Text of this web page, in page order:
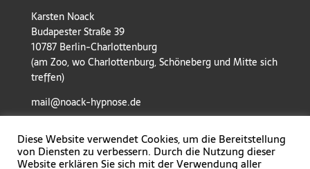
Karsten Noack
Budapester Straße 39
10787 Berlin-Charlottenburg
(am Zoo, wo Charlottenburg, Schöneberg und Mitte sich
treffen)
mail@noack-hypnose.de
Diese Website verwendet Cookies, um die Bereitstellung
von Diensten zu verbessern. Durch die Nutzung dieser
Website erklären Sie sich mit der Verwendung aller